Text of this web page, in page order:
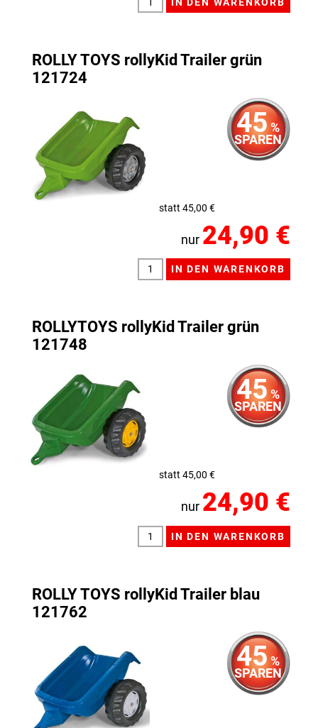
ROLLY TOYS rollyKid Trailer grün
121724
45 %
SPAREN
statt 45,00 €
nur 24,90 €
ROLLYTOYS rollyKid Trailer grün
121748
45 %
SPAREN
statt 45,00 €
nur 24,90 €
ROLLY TOYS rollyKid Trailer blau
121762
45 %
SPAREN